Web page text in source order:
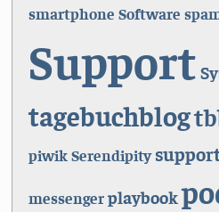
smartphone Software
Support
tagebuchblog
piwikSerendipity
messengerplaybook